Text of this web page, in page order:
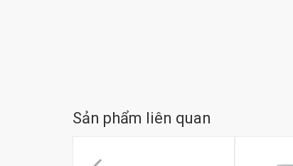
Sản phẩm liên quan